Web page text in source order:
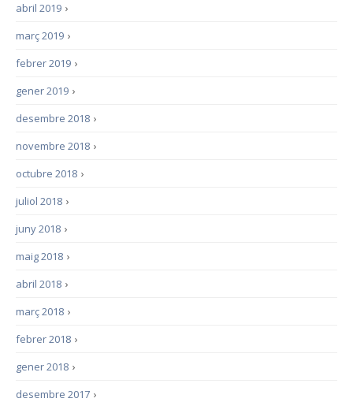
›
abril 2019
›
març 2019
›
febrer 2019
›
gener 2019
›
desembre 2018
›
novembre 2018
›
octubre 2018
›
juliol 2018
›
juny 2018
›
maig 2018
›
abril 2018
›
març 2018
›
febrer 2018
›
gener 2018
›
desembre 2017